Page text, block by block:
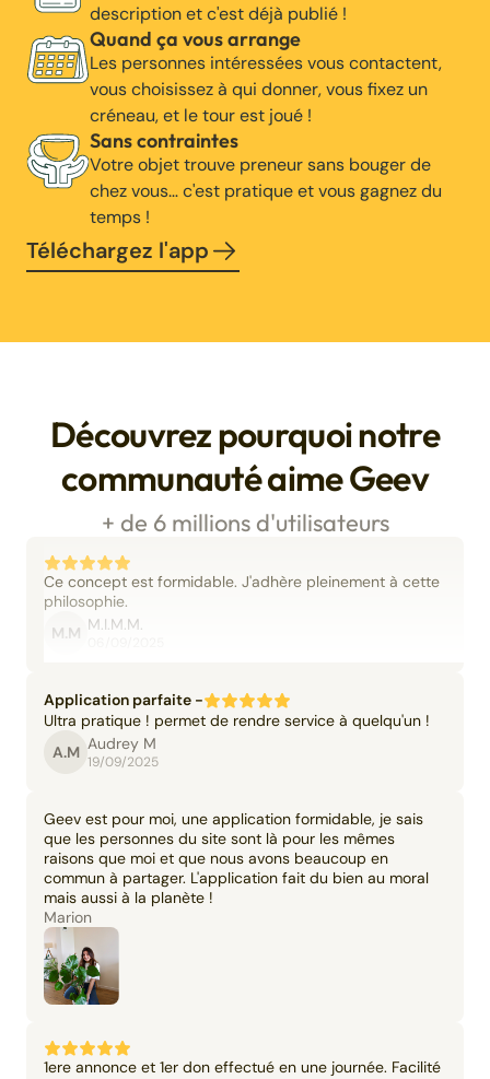
description et c'est déjà publié !
Quand ça vous arrange
Les personnes intéressées vous contactent,
vous choisissez à qui donner, vous fixez un
créneau, et le tour est joué !
Sans contraintes
Votre objet trouve preneur sans bouger de
chez vous… c'est pratique et vous gagnez du
temps !
Téléchargez l'app
Découvrez pourquoi notre
communauté aime Geev
+ de 6 millions d'utilisateurs
Ce concept est formidable. J'adhère pleinement à cette
philosophie.
M.M M.I.M.M.
Application parfaite -
Ultra pratique ! permet de rendre service à quelqu'un !
A.M Audrey M
19/09/2025
Geev est pour moi, une application formidable, je sais
que les personnes du site sont là pour les mêmes
raisons que moi et que nous avons beaucoup en
commun à partager. L'application fait du bien au moral
mais aussi à la planète !
Marion
1ere annonce et 1er don effectué en une journée. Facilité